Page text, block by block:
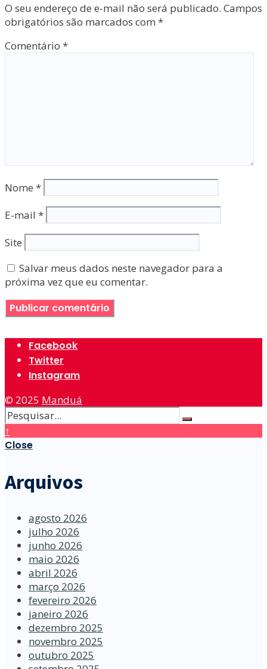
O seu endereço de e-mail não será publicado. Campos
obrigatórios são marcados com *
Comentário *
Nome *
E-mail *
Site
Salvar meus dados neste navegador para a
próxima vez que eu comentar.
Facebook
Twitter
Instagram
© 2025 Manduá
↑
Close
Arquivos
agosto 2026
julho 2026
junho 2026
maio 2026
abril 2026
março 2026
fevereiro 2026
janeiro 2026
dezembro 2025
novembro 2025
outubro 2025